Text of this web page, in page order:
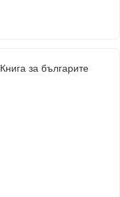
Книга за българите